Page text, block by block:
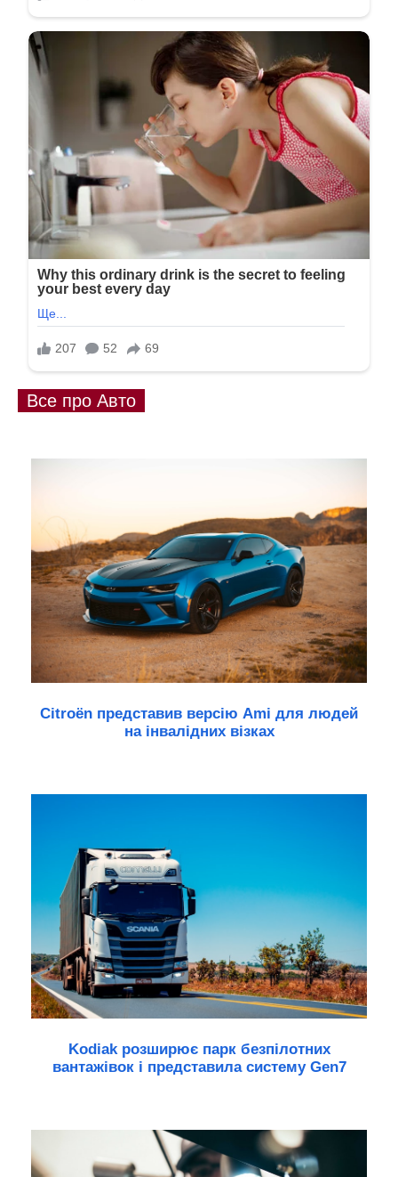
Все про Авто
Citroën представив версію Ami для людей
на інвалідних візках
Kodiak розширює парк безпілотних
вантажівок і представила систему Gen7